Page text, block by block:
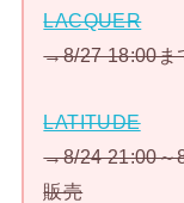
LACQUER
→8/27 18:00ま
LATITUDE
→8/24 21:00～
販売